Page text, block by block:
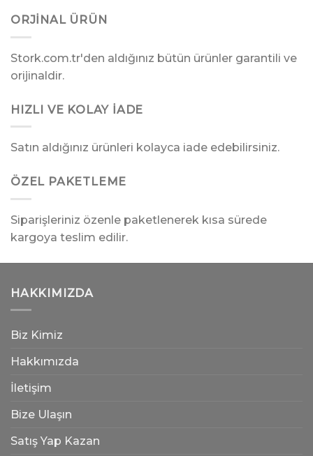
ORJINAL ÜRÜN
Stork.com.tr'den aldığınız bütün ürünler garantili ve
orijinaldir.
HIZLI VE KOLAY İADE
Satın aldığınız ürünleri kolayca iade edebilirsiniz.
ÖZEL PAKETLEME
Siparişleriniz özenle paketlenerek kısa sürede
kargoya teslim edilir.
HAKKIMIZDA
Biz Kimiz
Hakkımızda
İletişim
Bize Ulaşın
Satış Yap Kazan